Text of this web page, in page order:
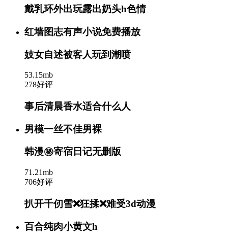
戴乳环外出玩露出奶头h色情
红墙图志有声小说免费播放
妓女自述被客人玩到潮喷
53.15mb
278好评
事后清晨香水适合什么人
男模一丝不佳男裸
韩漫㊙️寄宿日记无删版
71.21mb
706好评
扒开千仞雪❌狂揉❌难受3d动漫
百合纯肉小黄文h